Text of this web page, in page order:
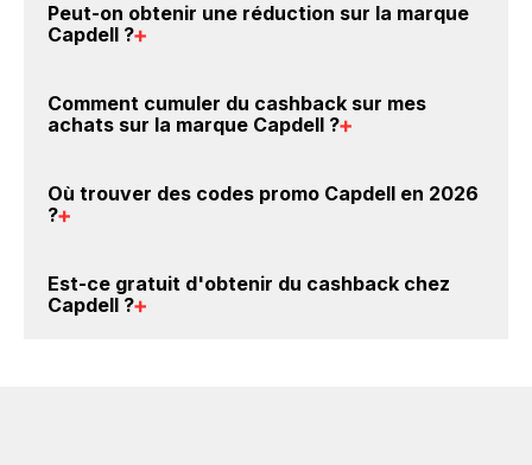
Peut-on obtenir une réduction sur la marque
Capdell ?
crédités sur votre cagnotte BackBackBack lorsque
vous achetez des produits de la marque Capdell sur
compte de vos éventuels bonus.
Comment cumuler du cashback sur mes
achats sur la marque Capdell ?
Capdell : Créez votre compte sur BackBackBack et
dans votre cagnotte au plus tard 48h après votre
achat sur le site Capdell.
Où trouver des codes promo Capdell en 2026
?
promo sur les produits Capdell. Choisissez un site e-
commerce ci-dessus et découvrez si des
Est-ce gratuit d'obtenir du cashback chez
Capdell ?